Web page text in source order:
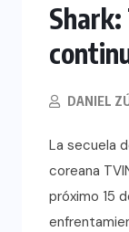
DANIEL
La secuela
coreana
próximo 15